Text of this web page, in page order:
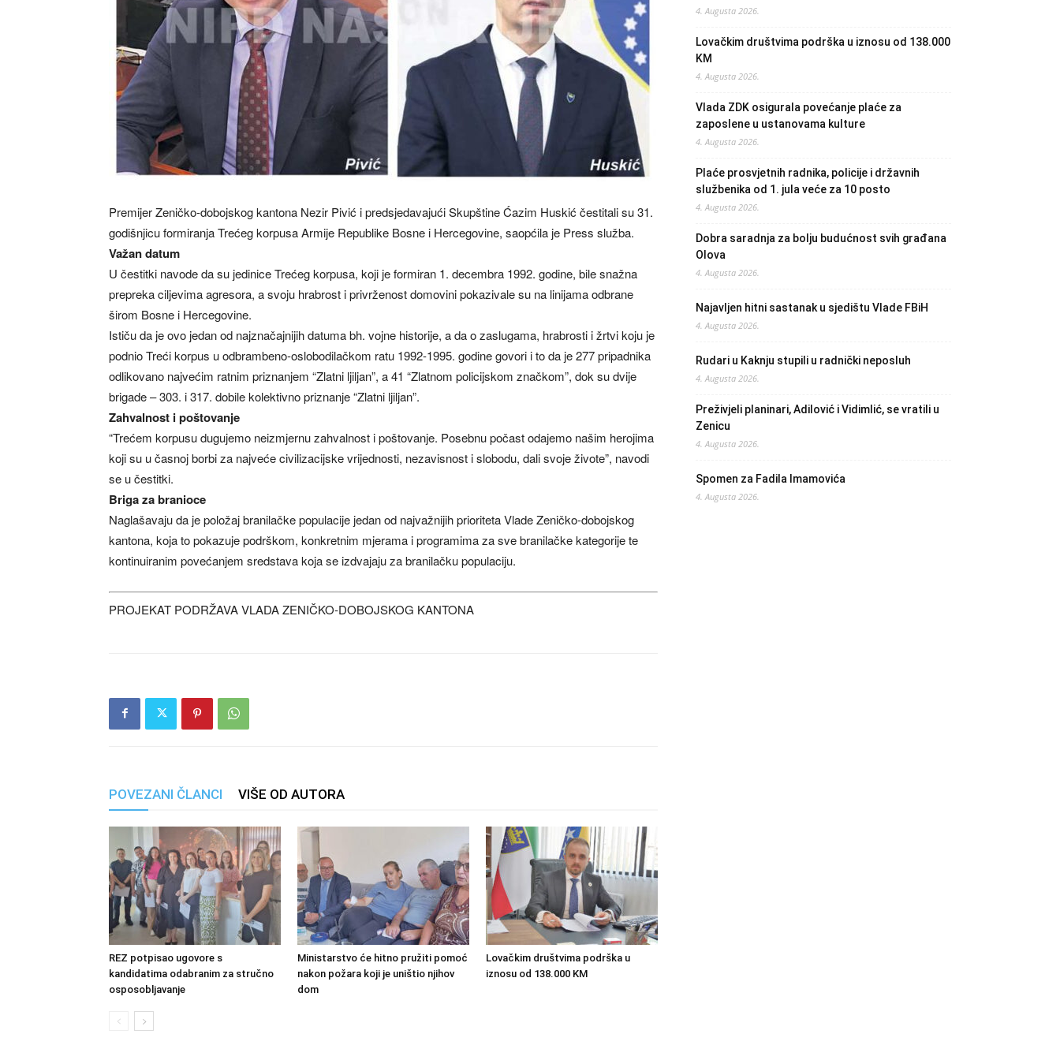
Premijer Zeničko-dobojskog kantona Nezir Pivić i predsjedavajući Skupštine Ćazim Huskić čestitali su 31.
godišnjicu formiranja Trećeg korpusa Armije Republike Bosne i Hercegovine, saopćila je Press služba.
Važan datum
U čestitki navode da su jedinice Trećeg korpusa, koji je formiran 1. decembra 1992. godine, bile snažna
prepreka ciljevima agresora, a svoju hrabrost i privrženost domovini pokazivale su na linijama odbrane
širom Bosne i Hercegovine.
Ističu da je ovo jedan od najznačajnijih datuma bh. vojne historije, a da o zaslugama, hrabrosti i žrtvi koju je
podnio Treći korpus u odbrambeno-oslobodilačkom ratu 1992-1995. godine govori i to da je 277 pripadnika
odlikovano najvećim ratnim priznanjem “Zlatni ljiljan”, a 41 “Zlatnom policijskom značkom”, dok su dvije
brigade – 303. i 317. dobile kolektivno priznanje “Zlatni ljiljan”.
Zahvalnost i poštovanje
“Trećem korpusu dugujemo neizmjernu zahvalnost i poštovanje. Posebnu počast odajemo našim herojima
koji su u časnoj borbi za najveće civilizacijske vrijednosti, nezavisnost i slobodu, dali svoje živote”, navodi
se u čestitki.
Briga za branioce
Naglašavaju da je položaj branilačke populacije jedan od najvažnijih prioriteta Vlade Zeničko-dobojskog
kantona, koja to pokazuje podrškom, konkretnim mjerama i programima za sve branilačke kategorije te
kontinuiranim povećanjem sredstava koja se izdvajaju za branilačku populaciju.
PROJEKAT PODRŽAVA VLADA ZENIČKO-DOBOJSKOG KANTONA
POVEZANI ČLANCI VIŠE OD AUTORA
REZ potpisao ugovore s
kandidatima odabranim za stručno
osposobljavanje
Ministarstvo će hitno pružiti pomoć
nakon požara koji je uništio njihov
dom
Lovačkim društvima podrška u
iznosu od 138.000 KM
4. Augusta 2026.
Lovačkim društvima podrška u iznosu od 138.000
KM
4. Augusta 2026.
Vlada ZDK osigurala povećanje plaće za
zaposlene u ustanovama kulture
4. Augusta 2026.
Plaće prosvjetnih radnika, policije i državnih
službenika od 1. jula veće za 10 posto
4. Augusta 2026.
Dobra saradnja za bolju budućnost svih građana
Olova
4. Augusta 2026.
Najavljen hitni sastanak u sjedištu Vlade FBiH
4. Augusta 2026.
Rudari u Kaknju stupili u radnički neposluh
4. Augusta 2026.
Preživjeli planinari, Adilović i Vidimlić, se vratili u
Zenicu
4. Augusta 2026.
Spomen za Fadila Imamovića
4. Augusta 2026.